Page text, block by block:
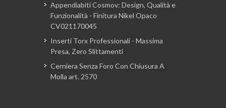
Appendiabiti Cosmov: Design, Qualità e
Funzionalità - Finitura Nikel Opaco
CV021170045
Inserti Torx Professionali - Massima
Presa, Zero Slittamenti
Cerniera Senza Foro Con Chiusura A
Molla art. 2570